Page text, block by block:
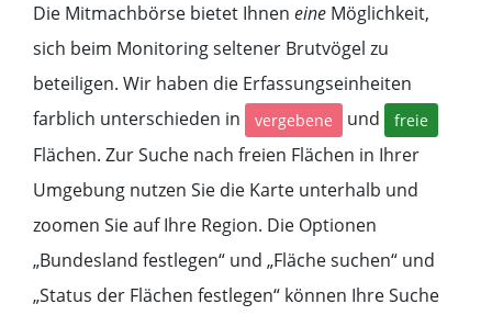
Die Mitmachbörse bietet Ihnen eine Möglichkeit,
sich beim Monitoring seltener Brutvögel zu
beteiligen. Wir haben die Erfassungseinheiten
farblich unterschieden in
vergebene und freie
Flächen. Zur Suche nach freien Flächen in Ihrer
Umgebung nutzen Sie die Karte unterhalb und
zoomen Sie auf Ihre Region. Die Optionen
„Bundesland festlegen“ und „Fläche suchen“ und
„Status der Flächen festlegen“ können Ihre Suche